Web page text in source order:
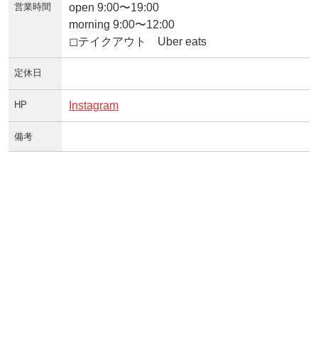
営業時間
open 9:00〜19:00
morning 9:00〜12:00
◻︎テイクアウト Uber eats
定休日
HP Instagram
備考